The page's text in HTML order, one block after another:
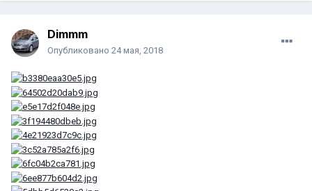
Dimmm
Опубликовано 24 мая, 2018